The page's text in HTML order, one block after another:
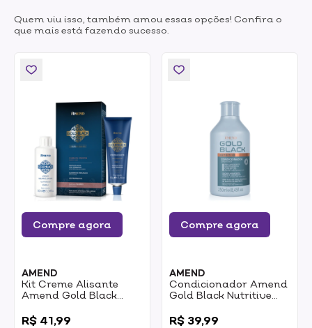
Quem viu isso, também amou essas opções! Confira o
que mais está fazendo sucesso.
Compre agora
AMEND
Kit Creme Alisante
Amend Gold Black
R$ 41,99
Compre agora
AMEND
Condicionador Amend
Gold Black Nutritive
R$ 39,99